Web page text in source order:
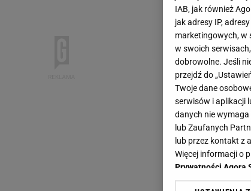
IAB, jak również
jak adresy IP,
marketingowych, w
w swoich
dobrowolne. Jeśli
przejdź do
Twoje dane
serwisów i aplikacji
danych nie wymaga
lub Zaufanych
lub przez kontakt z
Więcej informacji o
Prywatności Agora